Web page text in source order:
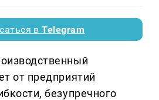
вTelegram
от предприятий
безупречного